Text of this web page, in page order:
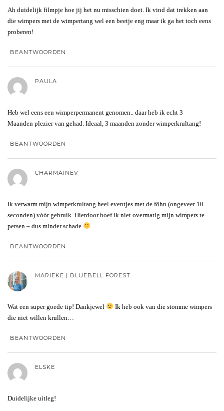
Ah duidelijk filmpje hoe jij het nu misschien doet. Ik vind dat trekken aan
die wimpers met de wimpertang wel een beetje eng maar ik ga het toch eens
proberen!
BEANTWOORDEN
PAULA
Heb wel eens een wimperpermanent genomen.. daar heb ik echt 3
Maanden plezier van gehad. Ideaal, 3 maanden zonder wimperkrultang!
BEANTWOORDEN
CHARMAINEV
Ik verwarm mijn wimperkrultang heel eventjes met de föhn (ongeveer 10
seconden) vóór gebruik. Hierdoor hoef ik niet overmatig mijn wimpers te
persen – dus minder schade
BEANTWOORDEN
MARIEKE | BLUEBELL FOREST
Wat een super goede tip! Dankjewel
Ik heb ook van die stomme wimpers
die niet willen krullen…
BEANTWOORDEN
ELSKE
Duidelijke uitleg!